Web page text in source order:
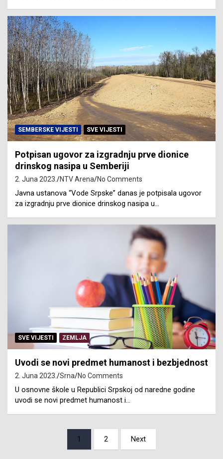
SEMBERSKE VIJESTI SVE VIJESTI
Potpisan ugovor za izgradnju prve dionice
drinskog nasipa u Semberiji
2. Juna 2023. NTV Arena No Comments
Javna ustanova “Vode Srpske” danas je potpisala ugovor
za izgradnju prve dionice drinskog nasipa u…
SVE VIJESTI ZEMLJA
Uvodi se novi predmet humanost i bezbjednost
2. Juna 2023. Srna No Comments
U osnovne škole u Republici Srpskoj od naredne godine
uvodi se novi predmet humanost i…
1 2 Next